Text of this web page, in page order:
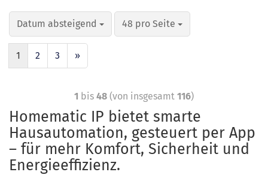
Datum absteigend 48 pro Seite
1 2 3 »
1 bis 48 (von insgesamt 116)
Homematic IP bietet smarte
Hausautomation, gesteuert per App
– für mehr Komfort, Sicherheit und
Energieeffizienz.